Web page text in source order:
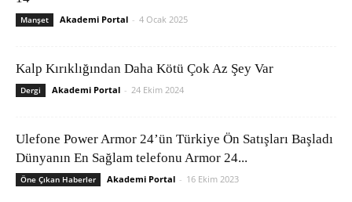
Manşet Akademi Portal - 4 Ocak 2025
Kalp Kırıklığından Daha Kötü Çok Az Şey Var
Dergi Akademi Portal - 24 Ekim 2024
Ulefone Power Armor 24’ün Türkiye Ön Satışları Başladı
Dünyanın En Sağlam telefonu Armor 24...
Öne Çıkan Haberler Akademi Portal - 16 Ekim 2023